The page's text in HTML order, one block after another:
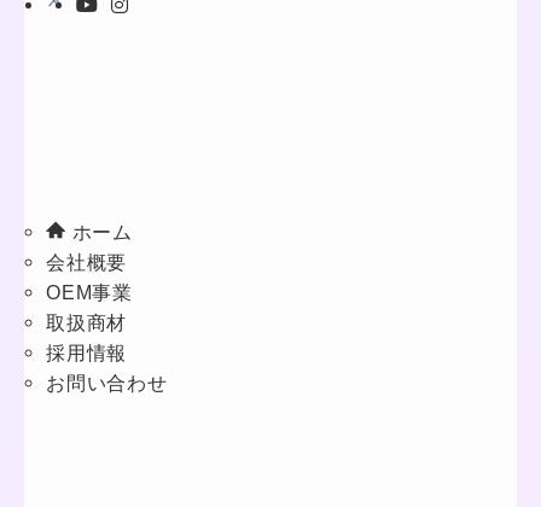
ホーム
会社概要
OEM事業
取扱商材
採用情報
お問い合わせ